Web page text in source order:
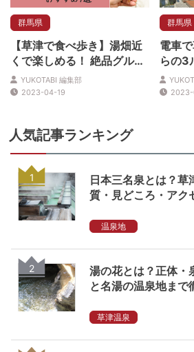
群馬県
【草津で食べ歩き】湯畑近
くで楽しめる！ 絶品グルメ
7選YUKOTABI 編集部
2023-04-19
群馬県
電車
らの3
ト
人気記事ランキング
1
日本三名泉とは？草
質・見どころ・アク
温泉地
2
湯の花とは？正体・
と名湯の温泉地まで
草津温泉